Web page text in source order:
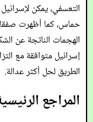
التعسفي، يمكن
حماس، كما أظهرت
الهجمات الناتجة عن
إسرائيل متوافقة مع
الطريق لحل أكثر عدالة.
المراجع